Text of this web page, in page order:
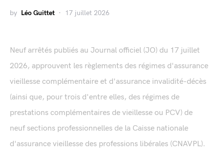
by Léo Guittet 17 juillet 2026
Neuf arrêtés publiés au Journal officiel (JO) du 17 juillet
2026, approuvent les règlements des régimes d'assurance
vieillesse complémentaire et d'assurance invalidité-décès
(ainsi que, pour trois d'entre elles, des régimes de
prestations complémentaires de vieillesse ou PCV) de
neuf sections professionnelles de la Caisse nationale
d'assurance vieillesse des professions libérales (CNAVPL).